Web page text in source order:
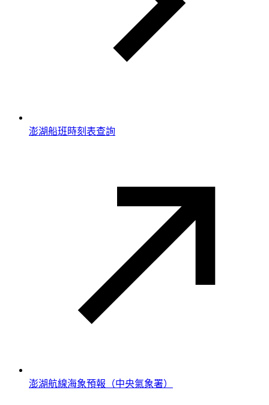
澎湖船班時刻表查詢
澎湖航線海象預報（中央氣象署）